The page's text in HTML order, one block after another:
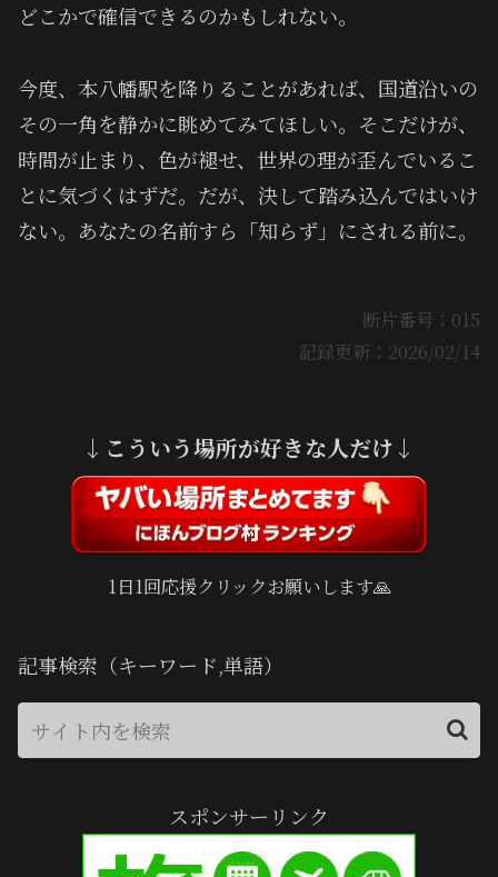
どこかで確信できるのかもしれない。
今度、本八幡駅を降りることがあれば、国道沿いの
その一角を静かに眺めてみてほしい。そこだけが、
時間が止まり、色が褪せ、世界の理が歪んでいるこ
とに気づくはずだ。だが、決して踏み込んではいけ
ない。あなたの名前すら「知らず」にされる前に。
断片番号：015
記録更新：2026/02/14
↓こういう場所が好きな人だけ↓
1日1回応援クリックお願いします🙏
記事検索（キーワード,単語）
スポンサーリンク